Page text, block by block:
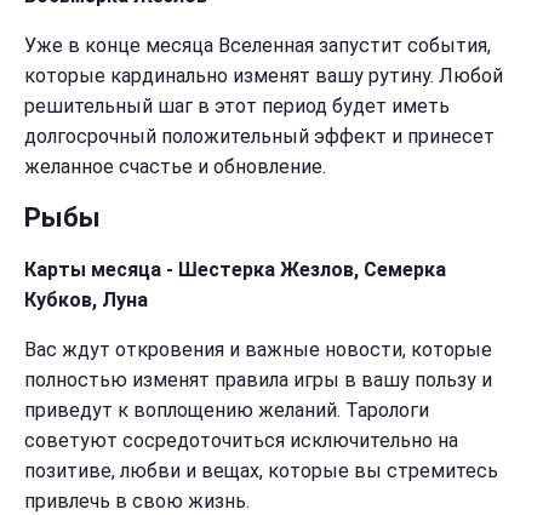
Уже в конце месяца Вселенная запустит события,
которые кардинально изменят вашу рутину. Любой
решительный шаг в этот период будет иметь
долгосрочный положительный эффект и принесет
желанное счастье и обновление.
Рыбы
Карты месяца - Шестерка Жезлов, Семерка
Кубков, Луна
Вас ждут откровения и важные новости, которые
полностью изменят правила игры в вашу пользу и
приведут к воплощению желаний. Тарологи
советуют сосредоточиться исключительно на
позитиве, любви и вещах, которые вы стремитесь
привлечь в свою жизнь.